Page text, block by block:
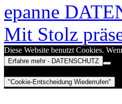
epanne
Mit Stolz
Diese Website benutzt Cookies.
Erfahre mehr - DATENSCHUTZ
"Cookie-Entscheidung Wiederrufen"